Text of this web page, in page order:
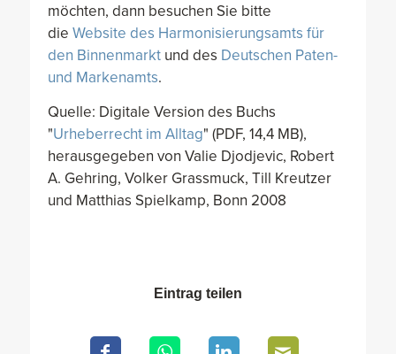
möchten, dann besuchen Sie bitte
die Website des Harmonisierungsamts für
den Binnenmarkt und des Deutschen Paten-
und Markenamts.
Quelle: Digitale Version des Buchs
"Urheberrecht im Alltag" (PDF, 14,4 MB),
herausgegeben von Valie Djodjevic, Robert
A. Gehring, Volker Grassmuck, Till Kreutzer
und Matthias Spielkamp, Bonn 2008
Eintrag teilen